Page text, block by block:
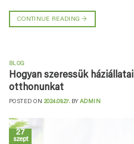
CONTINUE READING→
BLOG
Hogyan szeressük
otthonunkat
POSTED ON 2024.09.27. BY ADMIN
27
szept